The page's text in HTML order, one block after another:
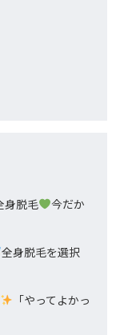
身脱毛
今だか
全身脱毛を選択
「やってよかっ